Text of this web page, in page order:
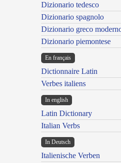
Dizionario tedesco
Dizionario spagnolo
Dizionario greco
Dizionario piemontese
En français
Dictionnaire Latin
Verbes italiens
In english
Latin Dictionary
Italian Verbs
In Deutsch
Italienische Verben